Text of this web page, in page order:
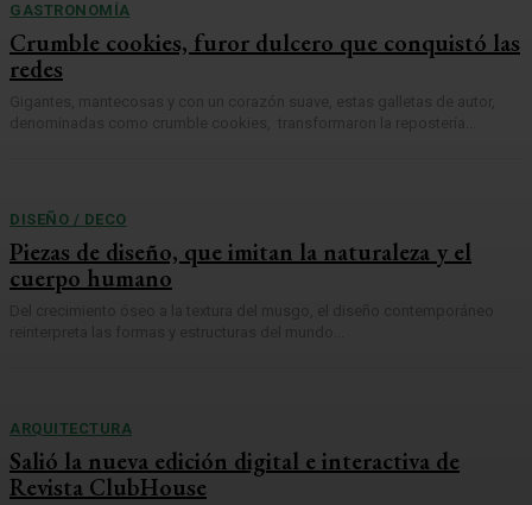
GASTRONOMÍA
Crumble cookies, furor dulcero que conquistó las
redes
DISEÑO / DECO
Piezas de diseño, que imitan la naturaleza y el
cuerpo humano
ARQUITECTURA
Salió la nueva edición digital e interactiva de
Revista ClubHouse